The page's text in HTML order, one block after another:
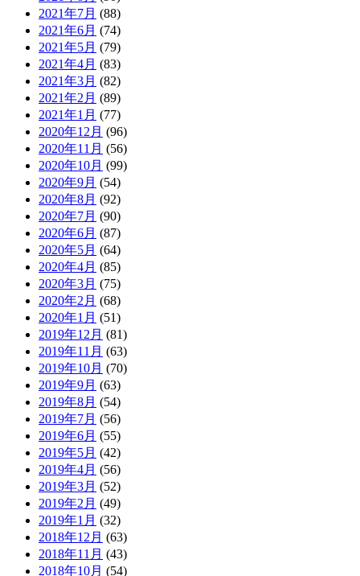
2021年7月 (88)
2021年6月 (74)
2021年5月 (79)
2021年4月 (83)
2021年3月 (82)
2021年2月 (89)
2021年1月 (77)
2020年12月 (96)
2020年11月 (56)
2020年10月 (99)
2020年9月 (54)
2020年8月 (92)
2020年7月 (90)
2020年6月 (87)
2020年5月 (64)
2020年4月 (85)
2020年3月 (75)
2020年2月 (68)
2020年1月 (51)
2019年12月 (81)
2019年11月 (63)
2019年10月 (70)
2019年9月 (63)
2019年8月 (54)
2019年7月 (56)
2019年6月 (55)
2019年5月 (42)
2019年4月 (56)
2019年3月 (52)
2019年2月 (49)
2019年1月 (32)
2018年12月 (63)
2018年11月 (43)
2018年10月 (54)